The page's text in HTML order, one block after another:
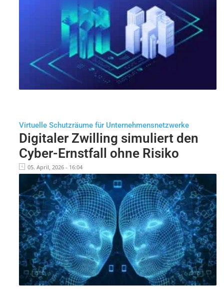
Virtuelle Schutzräume für Unternehmensnetzwerke
Digitaler Zwilling simuliert den
Cyber-Ernstfall ohne Risiko
05. April, 2026 - 16:04